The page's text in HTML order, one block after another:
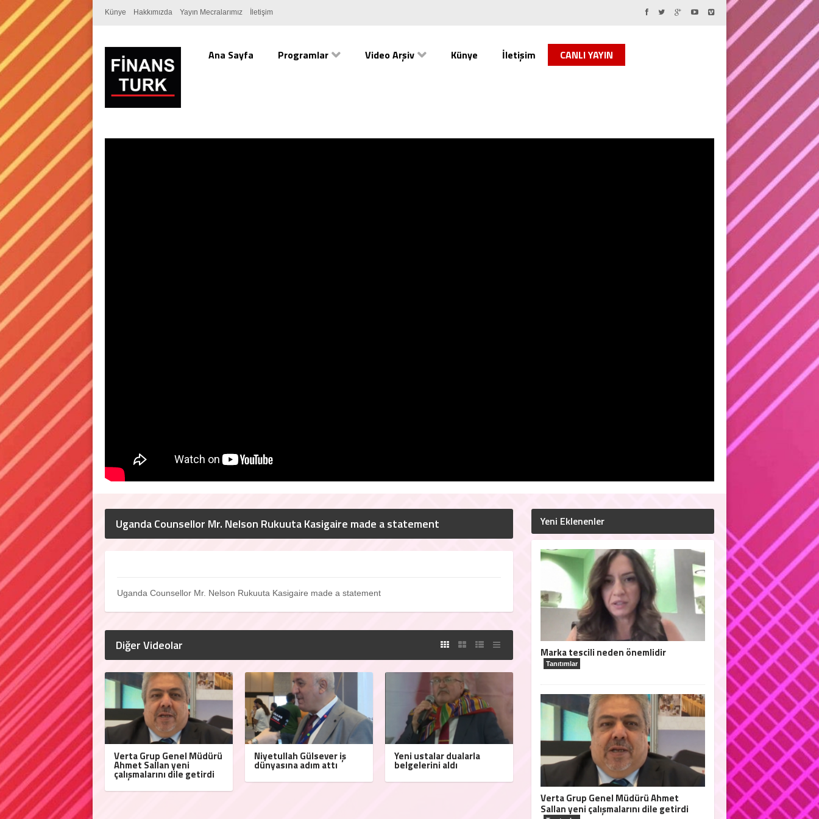
Künye Hakkımızda Yayın Mecralarımız İletişim
Ana Sayfa Programlar Video Arşiv Künye İletişim CANLI YAYIN
Uganda Counsellor Mr. Nelson Rukuuta Kasigaire made a statement
Uganda Counsellor Mr. Nelson Rukuuta Kasigaire made a statement
Diğer Videolar
Verta Grup Genel Müdürü
Ahmet Sallan yeni
çalışmalarını dile getirdi
Niyetullah Gülsever iş
dünyasına adım attı
Yeni ustalar dualarla
belgelerini aldı
Yeni Eklenenler
Marka tescili neden önemlidir
Tanıtımlar
Verta Grup Genel Müdürü Ahmet
Sallan yeni çalışmalarını dile getirdi